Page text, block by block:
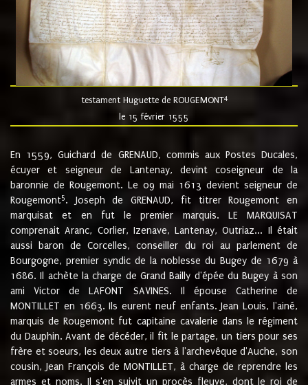
testament Huguette de ROUGEMONT4
le 15 février 1555
En 1559, Guichard de GRENAUD, commis aux Postes Ducales,
écuyer et seigneur de Lantenay, devint coseigneur de la
baronnie de Rougemont. Le 09 mai 1613 devient seigneur de
Rougemont5. Joseph de GRENAUD, fit titrer Rougemont en
marquisat et en fut le premier marquis. LE MARQUISAT
comprenait Aranc, Corlier, Izenave, Lantenay, Outriaz... Il était
aussi baron de Corcelles, conseiller du roi au parlement de
Bourgogne, premier syndic de la noblesse du Bugey de 1679 à
1686. Il achète la charge de Grand Bailly d'épée du Bugey à son
ami Victor de LAFONT SAVINES. Il épouse Catherine de
MONTILLET en 1663. Ils eurent neuf enfants. Jean Louis, l'ainé,
marquis de Rougemont fut capitaine cavalerie dans le régiment
du Dauphin. Avant de décéder, il fit le partage, un tiers pour ses
frère et soeurs, les deux autre tiers à l'archevêque d'Auche, son
cousin, Jean François de MONTILLET, à charge de reprendre les
armes et noms. Il s'en suivit un procès fleuve, dont le roi de